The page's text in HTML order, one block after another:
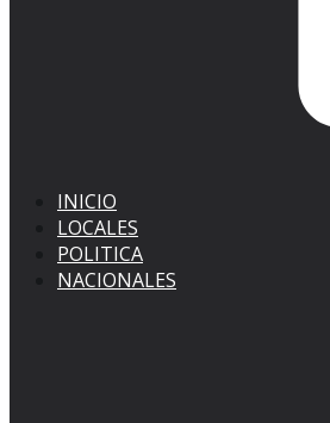
INICIO
LOCALES
POLITICA
NACIONALES